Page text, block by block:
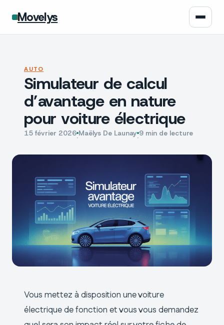
Movelys
Moto
Assurance
Écologie
Tech
AUTO
Simulateur de calcul
d’avantage en nature
pour voiture électrique
15 février 2026·Maëlys De Launay·9 min de lecture
Vous mettez à disposition une voiture
électrique de fonction et vous vous demandez